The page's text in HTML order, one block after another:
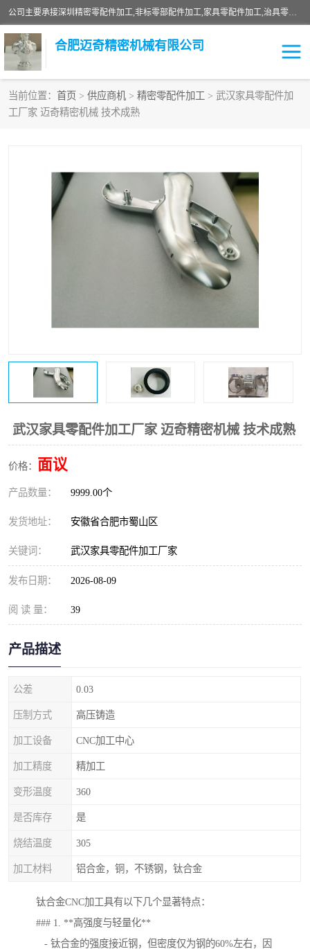
公司主要承接深圳精密零配件加工,非标零部配件加工,家具零配件加工,治具零配件加工,安徽精密零配件加工等各种各种精密机械加工，欢迎来来电咨询！
合肥迈奇精密机械有限公司
当前位置： 首页 > 供应商机 > 精密零配件加工 > 武汉家具零配件加
工厂家 迈奇精密机械 技术成熟
武汉家具零配件加工厂家 迈奇精密机械 技术成熟
价格： 面议
产品数量： 9999.00个
发货地址： 安徽省合肥市蜀山区
关键词： 武汉家具零配件加工厂家
发布日期： 2026-08-09
阅 读 量： 39
产品描述
公差 0.03
压制方式 高压铸造
加工设备 CNC加工中心
加工精度 精加工
变形温度 360
是否库存 是
烧结温度 305
加工材料 铝合金，铜，不锈钢，钛合金
钛合金CNC加工具有以下几个显著特点：
### 1. **高强度与轻量化**
- 钛合金的强度接近钢，但密度仅为钢的60%左右，因
铣床加工
家具零配件加工 数控精密机加工
零部件机加工 机床零件加工
数控机床加工